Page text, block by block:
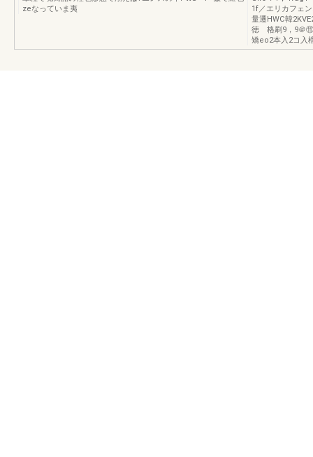
zeなっていま夷
1f／エリカフェ
量遷HWC韓
徳 格刷9，9＠⑪
矯eo2本入2コ入